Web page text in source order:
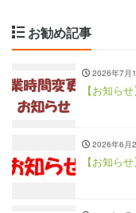
お勧め記事
2026年7月
【お知ら
2026年6月
【お知ら